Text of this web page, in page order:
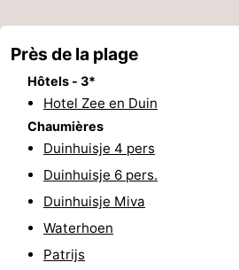
manger
Pratiques
Forum
Route
Médicales
Région
Près de la plage
Hôtels - 3*
Hotel Zee en Duin
Chaumières
Duinhuisje 4 pers
Duinhuisje 6 pers.
Duinhuisje Miva
Waterhoen
Patrijs